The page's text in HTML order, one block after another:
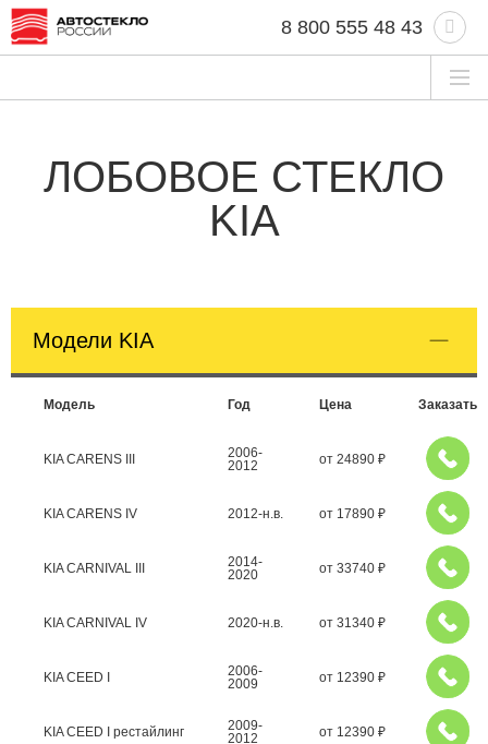
8 800 555 48 43
ЛОБОВОЕ СТЕКЛО
KIA
Модели KIA
Модель Год Цена Заказать
KIA CARENS III
2006-
2012
от 24890 ₽
KIA CARENS IV 2012-н.в. от 17890 ₽
KIA CARNIVAL III
2014-
2020
от 33740 ₽
KIA CARNIVAL IV 2020-н.в. от 31340 ₽
KIA CEED I
2006-
2009
от 12390 ₽
KIA CEED I рестайлинг
2009-
2012
от 12390 ₽